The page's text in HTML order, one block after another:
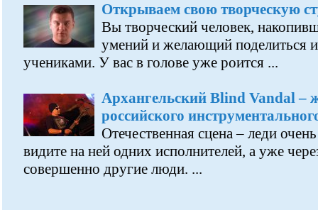
Открываем свою творческую
Вы творческий человек,
умений и желающий поделиться
учениками. У вас в голове уже роится ...
Архангельский Blind Vandal –
российского
Отечественная сцена – леди
видите на ней одних исполнителей, а уже
совершенно другие люди. ...